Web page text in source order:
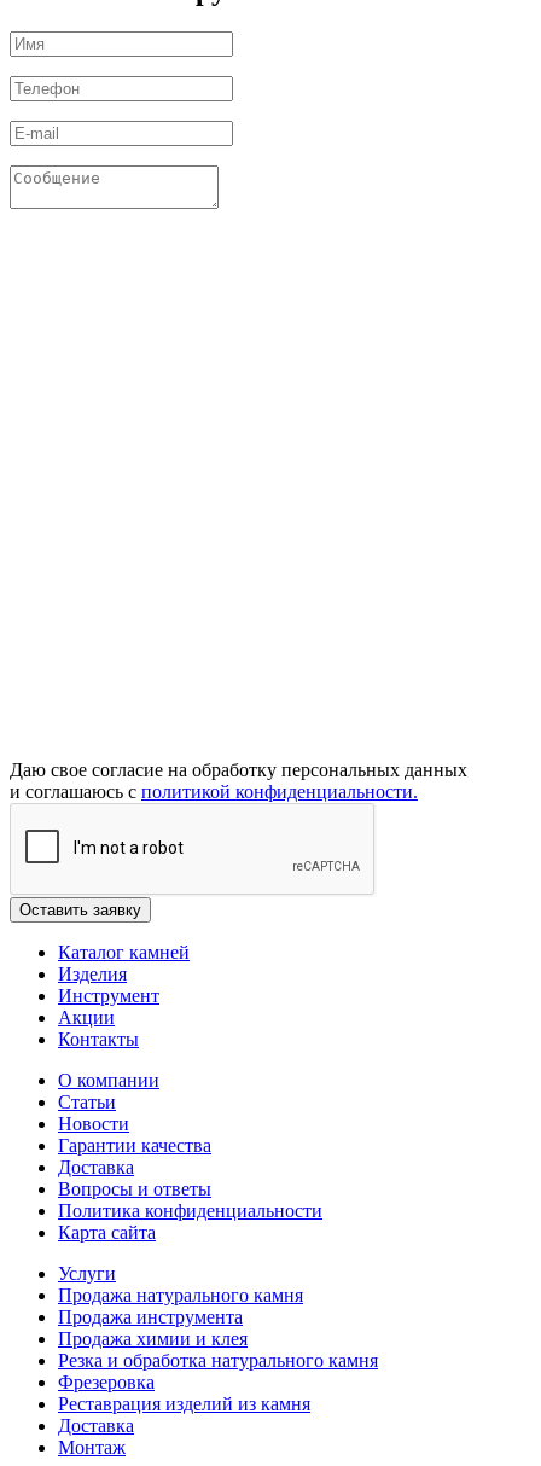
Даю свое согласие на обработку персональных данных
и соглашаюсь с политикой конфиденциальности.
Каталог камней
Изделия
Инструмент
Акции
Контакты
О компании
Статьи
Новости
Гарантии качества
Доставка
Вопросы и ответы
Политика конфиденциальности
Карта сайта
Услуги
Продажа натурального камня
Продажа инструмента
Продажа химии и клея
Резка и обработка натурального камня
Фрезеровка
Реставрация изделий из камня
Доставка
Монтаж